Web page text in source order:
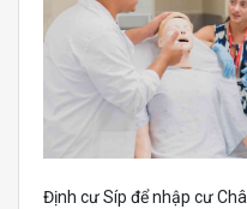
Định cư Síp để nhập cư